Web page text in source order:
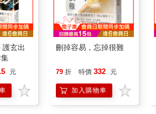
護玄出
元
刪掉容易，忘掉很難
79 折 特價 332 元
加入購物車